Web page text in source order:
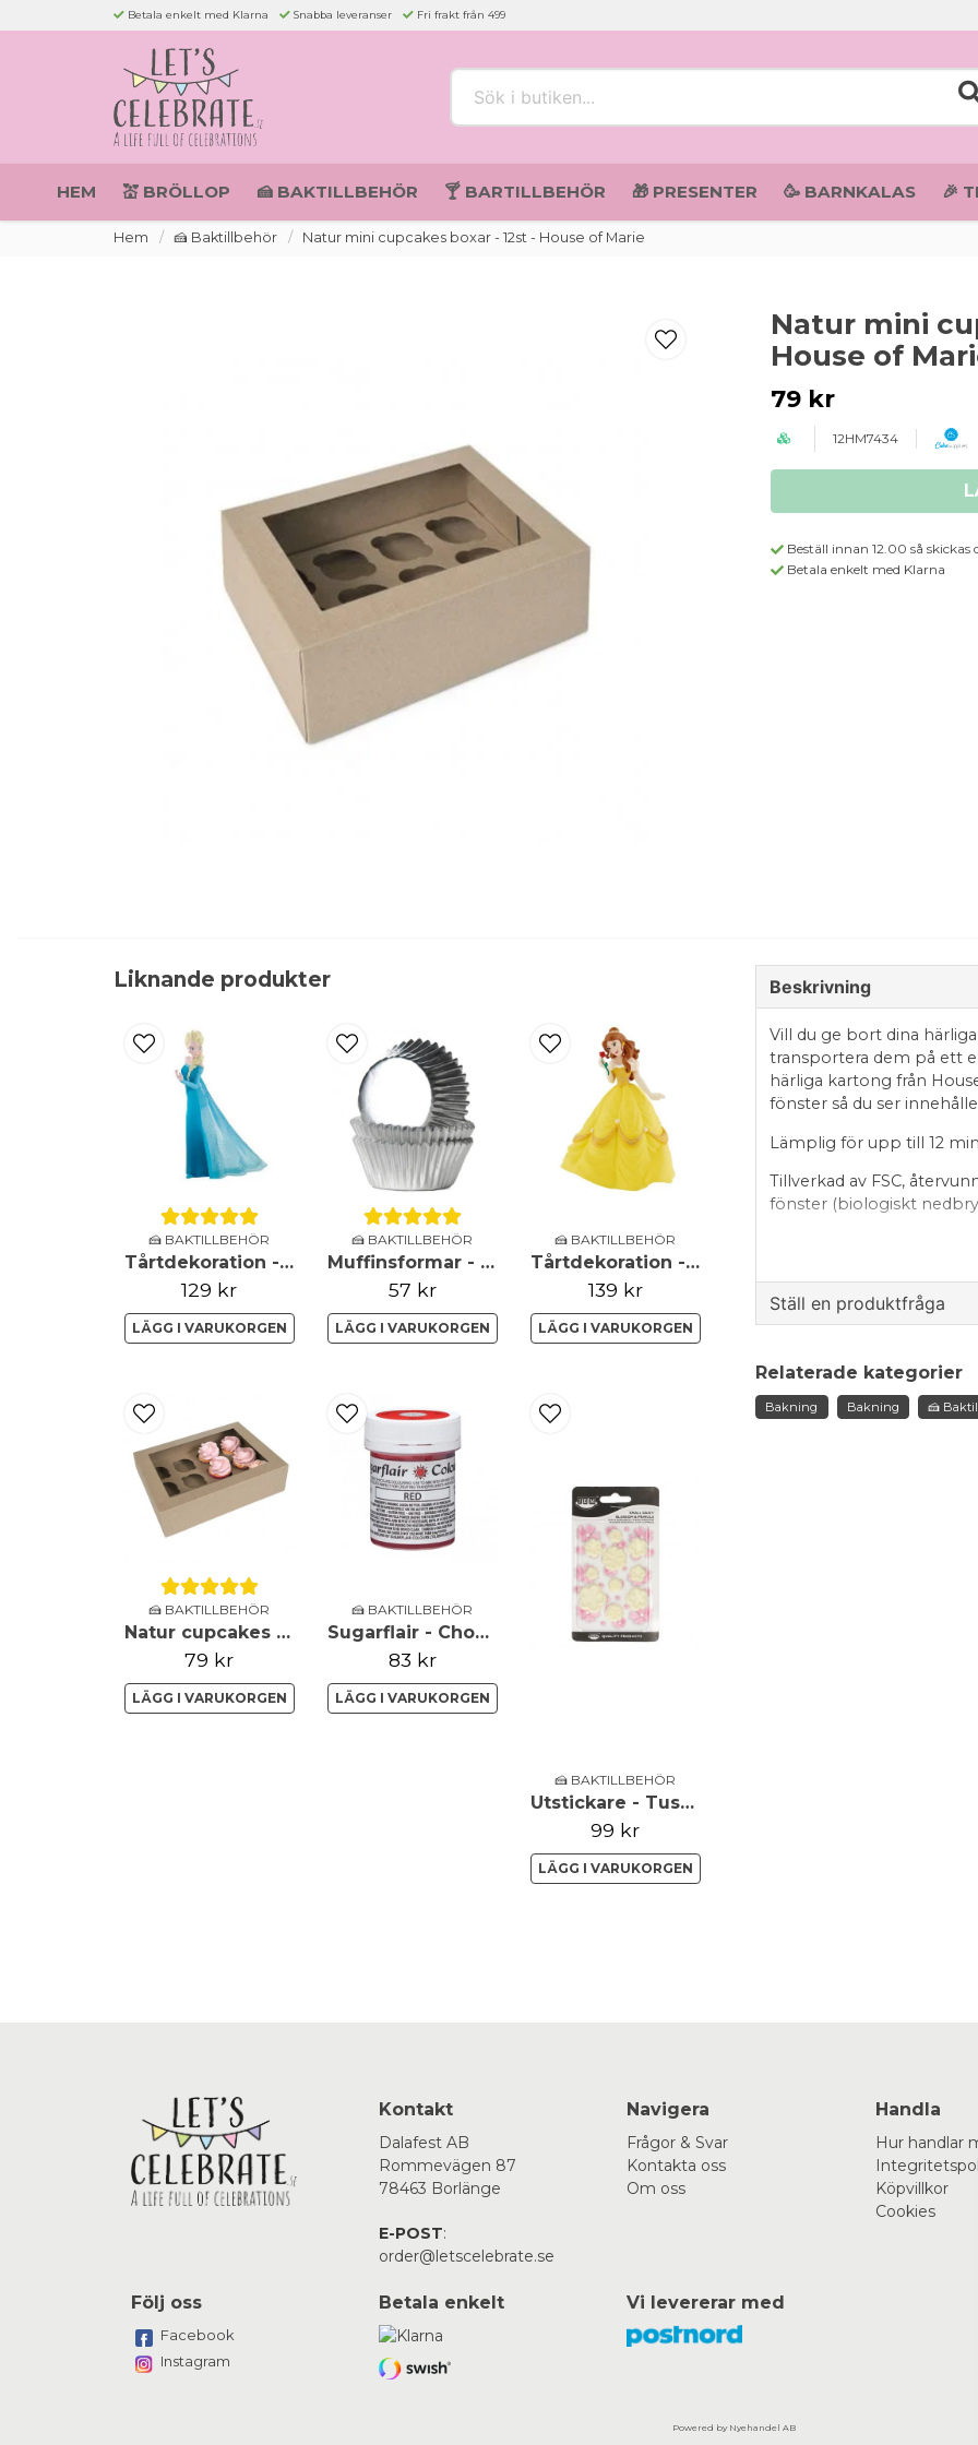
Betala enkelt med Klarna Snabba leveranser Fri frakt från 499
HEM 💒 BRÖLLOP 🍰 BAKTILLBEHÖR 🍸 BARTILLBEHÖR 🎁 PRESENTER 🥳 BARNKALAS 🎉
Hem 🍰 Baktillbehör Natur mini cupcakes boxar - 12st - House of Marie
Natur mini
House of
79 kr
12HM7434
Beställ innan 12.00 så skickas
Betala enkelt med Klarna
Liknande produkter
🍰 BAKTILLBEHÖR
Tårtdekoration - Frozen - Elsa
129 kr
LÄGG I VARUKORGEN
🍰 BAKTILLBEHÖR
Muffinsformar - Mini - Metallic - Silver
57 kr
LÄGG I VARUKORGEN
🍰 BAKTILLBEHÖR
Tårtdekoration - Belle
139 kr
LÄGG I VARUKORGEN
🍰 BAKTILLBEHÖR
Natur cupcakes boxar - 12st - House of Marie
79 kr
LÄGG I VARUKORGEN
🍰 BAKTILLBEHÖR
Sugarflair - Chokladfärg - Röd - 35g
83 kr
LÄGG I VARUKORGEN
🍰 BAKTILLBEHÖR
Utstickare - Tusensköna, liljekonvalj, primula - set om 10
99 kr
LÄGG I VARUKORGEN
Beskrivning
Vill du ge bort dina
transportera dem på ett
härliga kartong från
fönster så du ser
Lämplig för upp till 12
Tillverkad av FSC,
fönster (biologiskt
Denna är biologiskt
Storlek: ca
22.9 x 16.5 x 9 m
Innehåller 2 lådor och 2
Ställ en produktfråga
Fråga oss något om
Relaterade kategorier
Bakning Bakning 🍰
Kontakt
Dalafest AB
Rommevägen 87
78463 Borlänge
E-POST:
order@letscelebrate.se
Navigera
Frågor & Svar
Kontakta oss
Om oss
Handla
Hur handlar
Köpvillkor
Cookies
Följ oss
Facebook
Instagram
Betala enkelt Vi levererar med
Powered by Nyehandel AB